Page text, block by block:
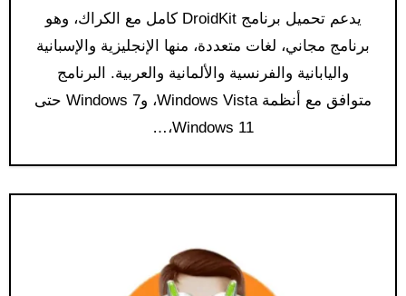
يدعم تحميل برنامج DroidKit كامل مع الكراك، وهو
برنامج مجاني، لغات متعددة، منها الإنجليزية والإسبانية
واليابانية والفرنسية والألمانية والعربية. البرنامج
متوافق مع أنظمة Windows Vista، وWindows 7 حتى
Windows 11،…